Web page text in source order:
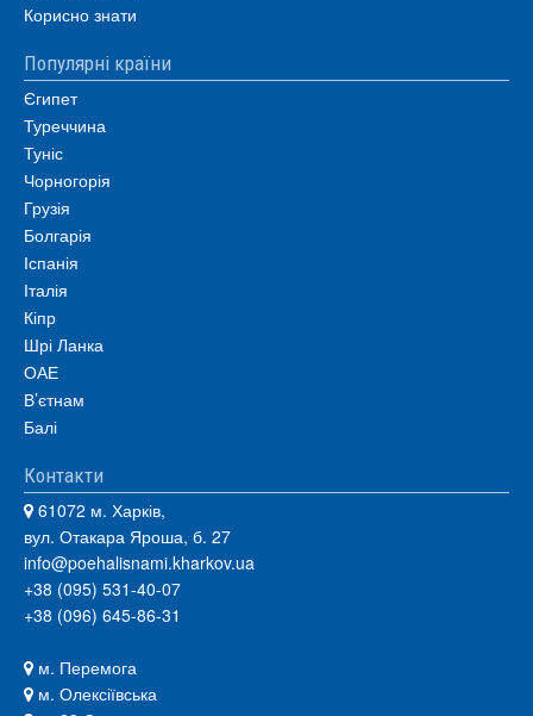
Корисно знати
Популярні країни
Єгипет
Туреччина
Туніс
Чорногорія
Грузія
Болгарія
Іспанія
Італія
Кіпр
Шрі Ланка
ОАЕ
В’єтнам
Балі
Контакти
61072 м. Харків,
вул. Отакара Яроша, б. 27
info@poehalisnami.kharkov.ua
+38 (095) 531-40-07
+38 (096) 645-86-31
м. Перемога
м. Олексіївська